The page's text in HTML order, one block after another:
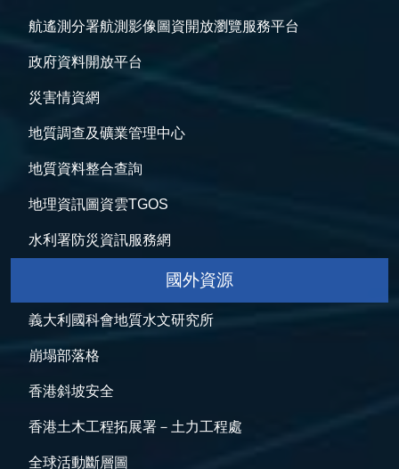
航遙測分署航測影像圖資開放瀏覽服務平台
政府資料開放平台
災害情資網
地質調查及礦業管理中心
地質資料整合查詢
地理資訊圖資雲TGOS
水利署防災資訊服務網
國外資源
義大利國科會地質水文研究所
崩塌部落格
香港斜坡安全
香港土木工程拓展署－土力工程處
全球活動斷層圖